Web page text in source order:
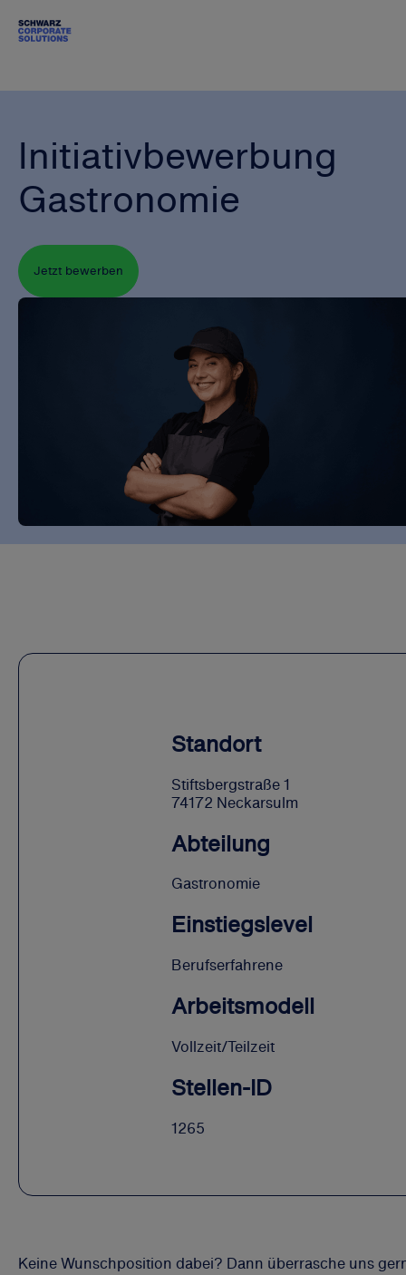
Initiativbewerbung
Gastronomie
Jetzt bewerben
Standort
Stiftsbergstraße 1
74172 Neckarsulm
Abteilung
Gastronomie
Einstiegslevel
Berufserfahrene
Arbeitsmodell
Vollzeit/Teilzeit
Stellen-ID
1265
Keine Wunschposition dabei? Dann überrasche uns